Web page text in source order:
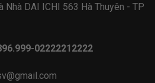
Nhà DAI ICHI 563 Hà Thuyên - TP
02222212222